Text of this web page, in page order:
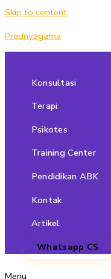
Skip to content
Pradnyagama
Konsultasi
Terapi
Psikotes
Training Center
Pendidikan ABK
Kontak
Artikel
Whatsapp CS
Menu